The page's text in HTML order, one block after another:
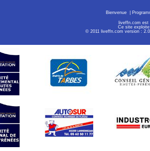
Bienvenue
liveffn.com est
Ce site
© 2011 liveffn.com version :